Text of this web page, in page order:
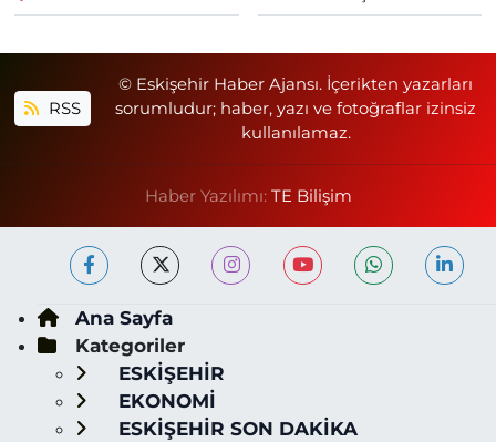
RSS
© Eskişehir Haber Ajansı. İçerikten yazarları
sorumludur; haber, yazı ve fotoğraflar izinsiz
kullanılamaz.
Haber Yazılımı: TE Bilişim
Ana Sayfa
Kategoriler
ESKİŞEHİR
EKONOMİ
ESKİŞEHİR SON DAKİKA